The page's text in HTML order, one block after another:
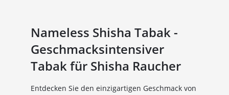
Nameless Shisha Tabak -
Geschmacksintensiver
Tabak für Shisha Raucher
Entdecken Sie den einzigartigen Geschmack von